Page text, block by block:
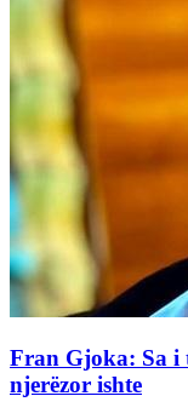
Fran Gjoka: Sa i
njerëzor ishte